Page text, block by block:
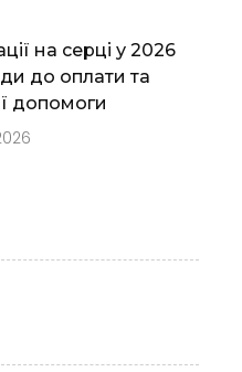
на серці у 2026
до оплати та
допомоги